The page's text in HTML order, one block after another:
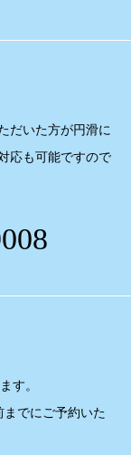
だいた方が円滑に
応も可能ですので
す。
でにご予約いた